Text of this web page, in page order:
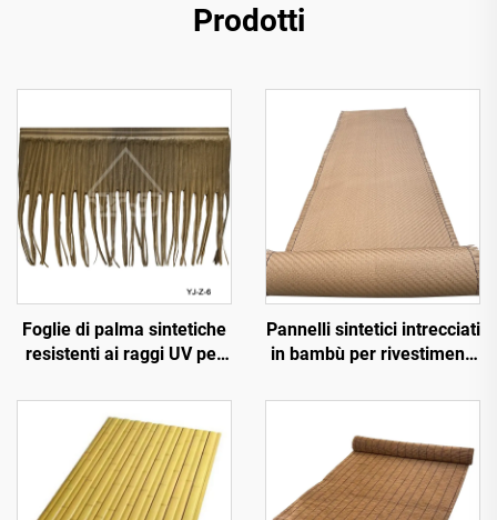
Prodotti
Foglie di palma sintetiche
resistenti ai raggi UV per
esterna
Pannelli sintetici intrecciati
in bambù per rivestimenti